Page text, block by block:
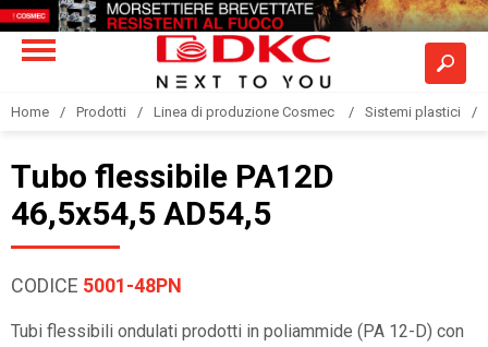
Home Prodotti Linea di produzione Cosmec Sistemi plastici
Tubo flessibile PA12D
46,5x54,5 AD54,5
CODICE 5001-48PN
Tubi flessibili ondulati prodotti in poliammide (PA 12-D) con